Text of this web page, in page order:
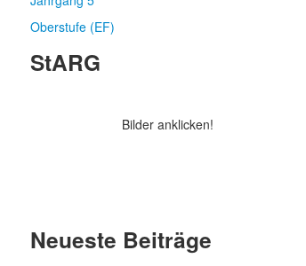
Oberstufe (EF)
StARG
Bilder anklicken!
Neueste Beiträge